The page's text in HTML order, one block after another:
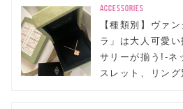
ACCESSORIES
【種類別】ヴァ
ラ」は大人可愛
サリーが揃う!-ネ
スレット、リン